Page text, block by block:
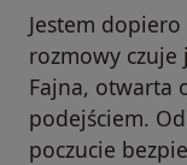
Jestem
rozmowy czuje
Fajna, otwarta
podejściem.
poczucie